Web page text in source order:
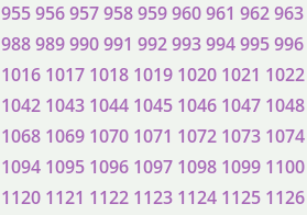
955956957958959960961 962963
988989990991 992993994995996
1016 1017 1018 1019 1020 1021 1022
1042 1043 1044 1045 1046 1047 1048
1068 1069 1070 1071 1072 1073 1074
1094 1095 1096 1097 1098 1099 1100
1120 1121 1122 1123 1124 1125 1126